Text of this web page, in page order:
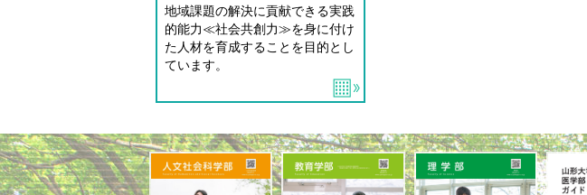
地域課題の解決に貢献できる実践
的能力≪社会共創力≫を身に付け
た人材を育成することを目的とし
ています。